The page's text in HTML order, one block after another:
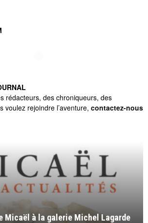
rédacteurs, des chroniqueurs, des
rejoindre l’aventure, contactez-nous
Micaël à la galerie Michel Lagarde